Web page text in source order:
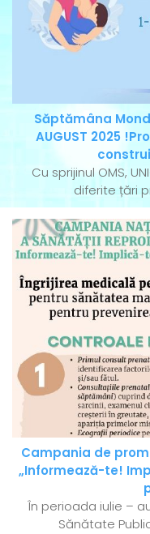
Săptămâna
AUGUST 2025
Cu sprijinul OMS,
diferite țări
Campania de
„Informează-te!
În perioada iulie –
Sănătate